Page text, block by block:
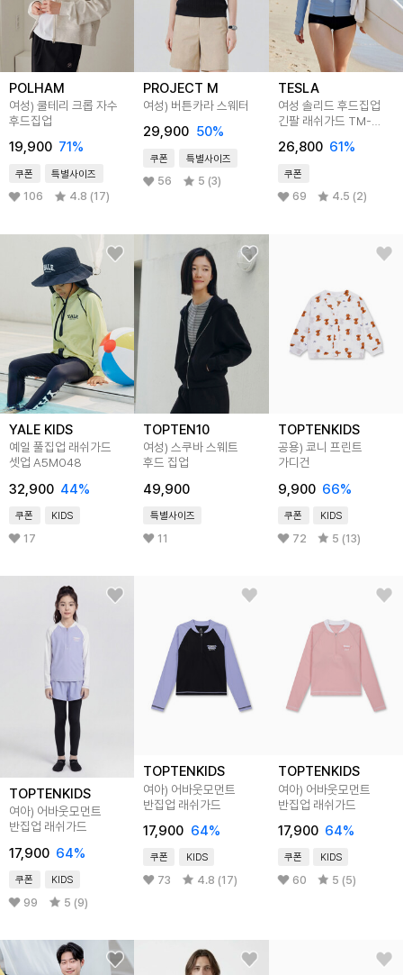
POLHAM
여성) 쿨테리 크롭 자수
후드집업
19,900 71 %
쿠폰 특별사이즈
106 4.8 (17)
PROJECT M
여성) 버튼카라 스웨터
29,900 50%
쿠폰 특별사이즈
56 5 (3)
TESLA
여성 솔리드 후드집업
긴팔 래쉬가드 TM-
26,800 61 %
쿠폰
69 4.5 (2)
YALE KIDS
예일 풀집업 래쉬가드
셋업 A5M048
32,900 44%
쿠폰 KIDS
17
TOPTEN10
여성) 스쿠바 스웨트
후드 집업
49,900
특별사이즈
11
TOPTENKIDS
공용) 쿄니 프린트
가디건
9,900 66%
쿠폰 KIDS
72 5 (13)
TOPTENKIDS
여아) 어바웃모먼트
반집업 래쉬가드
17,900 64%
쿠폰 KIDS
99 5 (9)
TOPTENKIDS
여아) 어바웃모먼트
반집업 래쉬가드
17,900 64%
쿠폰 KIDS
73 4.8 (17)
TOPTENKIDS
여아) 어바웃모먼트
반집업 래쉬가드
17,900 64%
쿠폰 KIDS
60 5 (5)